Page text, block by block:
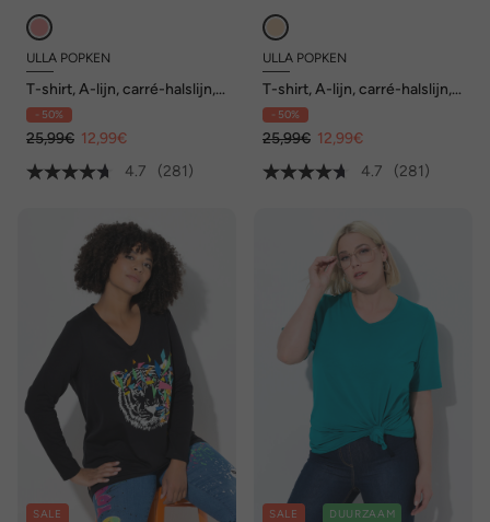
ULLA POPKEN
T-shirt, A-lijn, carré-halslijn,
korte mouwen
- 50%
25,99€ 12,99€
4.7
(281)
ULLA POPKEN
T-shirt, A-lijn, carré-halslijn,
korte mouwen
- 50%
25,99€ 12,99€
4.7
(281)
SALE SALE DUURZAAM